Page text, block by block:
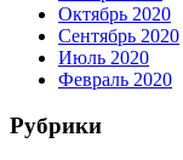
Октябрь 2020
Сентябрь 2020
Июль 2020
Февраль 2020
Рубрики